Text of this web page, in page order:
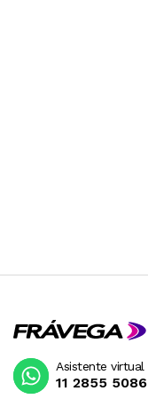
Asistente virtual
11 2855 5086